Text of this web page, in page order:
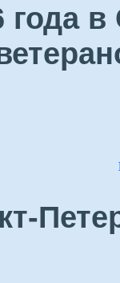
года